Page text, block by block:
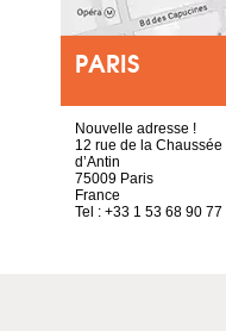
PARIS
Nouvelle adresse !
12 rue de la Chaussée
d’Antin
75009 Paris
France
Tel : +33 1 53 68 90 77